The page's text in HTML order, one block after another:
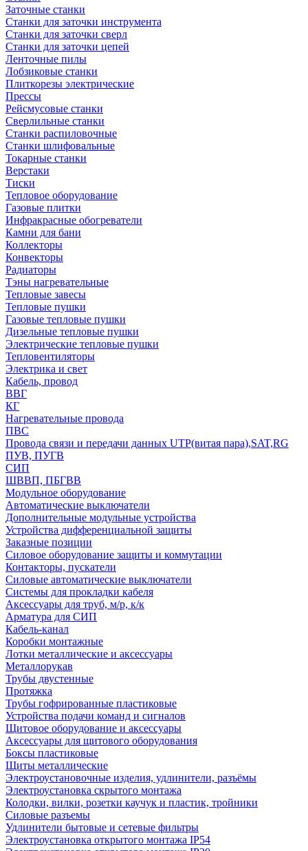
Заточные станки
Станки для заточки инструмента
Станки для заточки сверл
Станки для заточки цепей
Ленточные пилы
Лобзиковые станки
Плиткорезы электрические
Прессы
Рейсмусовые станки
Сверлильные станки
Станки распиловочные
Станки шлифовальные
Токарные станки
Верстаки
Тиски
Тепловое оборудование
Газовые плитки
Инфракрасные обогреватели
Камни для бани
Коллекторы
Конвекторы
Радиаторы
Тэны нагревательные
Тепловые завесы
Тепловые пушки
Газовые тепловые пушки
Дизельные тепловые пушки
Электрические тепловые пушки
Тепловентиляторы
Электрика и свет
Кабель, провод
ВВГ
КГ
Нагревательные провода
ПВС
Провода связи и передачи данных UTP(витая пара),SAT,RG
ПУВ, ПУГВ
СИП
ШВВП, ПБГВВ
Модульное оборудование
Автоматические выключатели
Дополнительные модульные устройства
Устройства дифференциальной защиты
Заказные позиции
Силовое оборудование защиты и коммутации
Контакторы, пускатели
Силовые автоматические выключатели
Системы для прокладки кабеля
Аксессуары для труб, м/р, к/к
Арматура для СИП
Кабель-канал
Коробки монтажные
Лотки металлические и аксессуары
Металлорукав
Трубы двустенные
Протяжка
Трубы гофрированные пластиковые
Устройства подачи команд и сигналов
Щитовое оборудование и аксессуары
Аксессуары для щитового оборудования
Боксы пластиковые
Щиты металлические
Электроустановочные изделия, удлинители, разъёмы
Электроустановка скрытого монтажа
Колодки, вилки, розетки каучук и пластик, тройники
Силовые разъемы
Удлинители бытовые и сетевые фильтры
Электроустановка открытого монтажа IP54